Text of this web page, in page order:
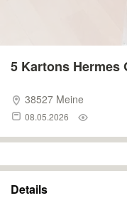
5 Kartons Hermes
38527 Meine
08.05.2026
Details